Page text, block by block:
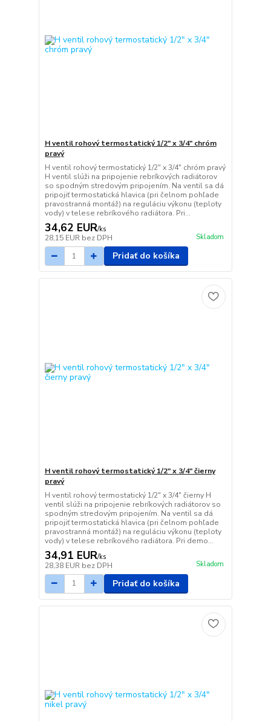
H ventil rohový termostatický 1/2" x 3/4" chróm
pravý
H ventil rohový termostatický 1/2" x 3/4" chróm pravý
H ventil slúži na pripojenie rebríkových radiátorov
so spodným stredovým pripojením. Na ventil sa dá
pripojiť termostatická hlavica (pri čelnom pohľade
pravostranná montáž) na reguláciu výkonu (teploty
vody) v telese rebríkového radiátora. Pri...
34,62 EUR/ks
28,15 EUR bez DPH Skladom
Pridať do košíka
H ventil rohový termostatický 1/2" x 3/4" čierny
pravý
H ventil rohový termostatický 1/2" x 3/4" čierny H
ventil slúži na pripojenie rebríkových radiátorov so
spodným stredovým pripojením. Na ventil sa dá
pripojiť termostatická hlavica (pri čelnom pohľade
pravostranná montáž) na reguláciu výkonu (teploty
vody) v telese rebríkového radiátora. Pri demo...
34,91 EUR/ks
28,38 EUR bez DPH Skladom
Pridať do košíka